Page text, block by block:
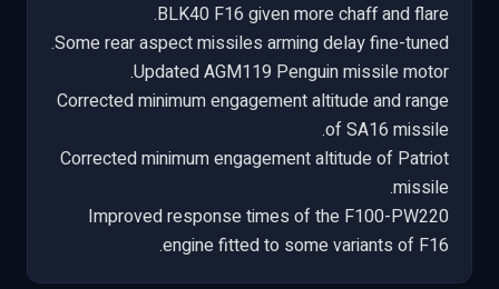
BLK40 F16 given more chaff and flare.
Some rear aspect missiles arming delay fine-tuned.
Updated AGM119 Penguin missile motor.
Corrected minimum engagement altitude and range
of SA16 missile.
Corrected minimum engagement altitude of Patriot
missile.
Improved response times of the F100-PW220
engine fitted to some variants of F16.